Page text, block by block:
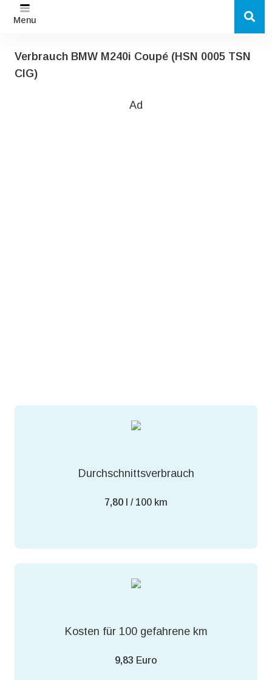
Menu
Verbrauch BMW M240i Coupé (HSN 0005 TSN
CIG)
Ad
Durchschnittsverbrauch
7,80 l / 100 km
Kosten für 100 gefahrene km
9,83 Euro